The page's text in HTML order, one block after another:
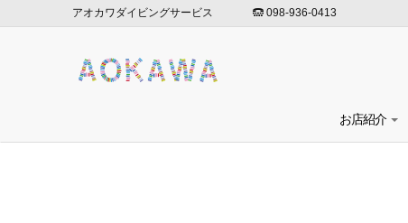
アオカワダイビングサービス 098-936-0413
お店紹介